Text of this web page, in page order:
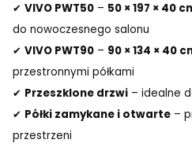
✔ VIVO PWT50 – 50 × 197 × 40
do nowoczesnego salonu
✔ VIVO PWT90 – 90 × 134 × 40
przestronnymi półkami
✔ Przeszklone drzwi – idealne
✔ Półki zamykane i otwarte –
przestrzeni